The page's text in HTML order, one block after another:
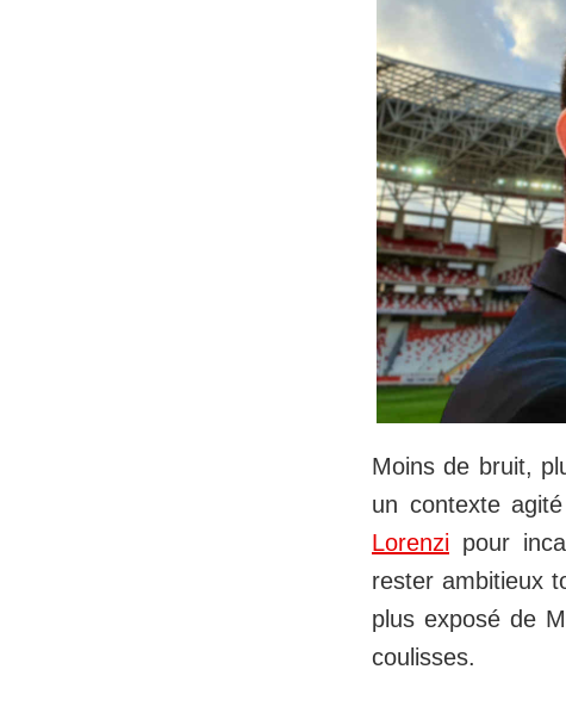
Moins de bruit,
un contexte
Lorenzi pour
rester ambitieux
plus exposé de
coulisses.